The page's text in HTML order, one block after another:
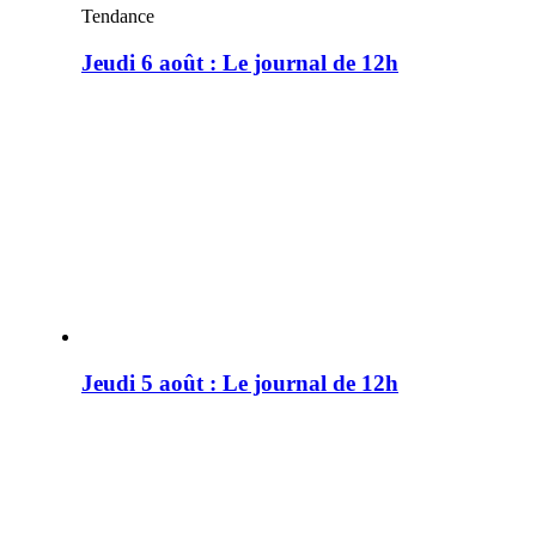
Tendance
Jeudi 6 août : Le journal de 12h
Jeudi 5 août : Le journal de 12h